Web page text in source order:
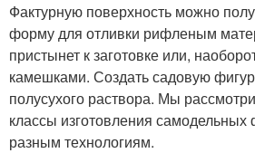
Фактурную поверхность можно
форму для отливки рифленым
пристынет к заготовке или,
камешками. Создать садовую
полусухого раствора. Мы
классы изготовления самодельных
разным технологиям.